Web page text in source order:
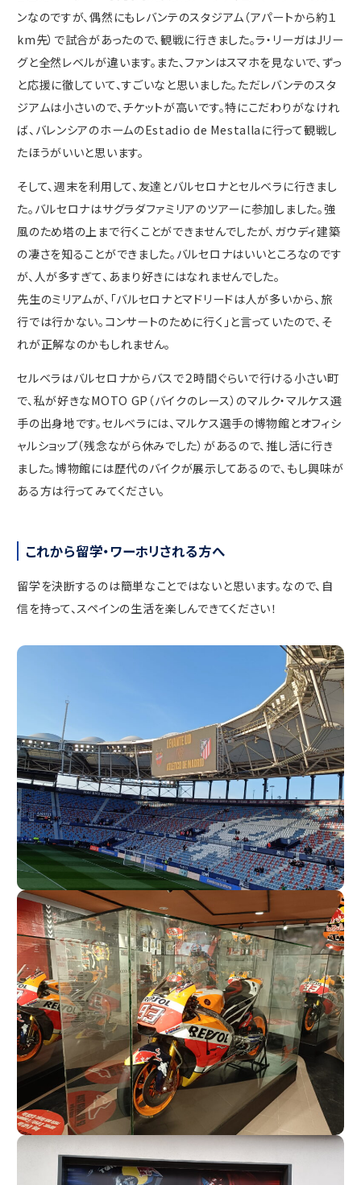
ンなのですが、偶然にもレバンテのスタジアム（アパートから約１
km先）で試合があったので、観戦に行きました。ラ・リーガはJリー
グと全然レベルが違います。また、ファンはスマホを見ないで、ずっ
と応援に徹していて、すごいなと思いました。ただレバンテのスタ
ジアムは小さいので、チケットが高いです。特にこだわりがなけれ
ば、バレンシアのホームのEstadio de Mestallaに行って観戦し
たほうがいいと思います。
そして、週末を利用して、友達とバルセロナとセルベラに行きまし
た。バルセロナはサグラダファミリアのツアーに参加しました。強
風のため塔の上まで行くことができませんでしたが、ガウディ建築
の凄さを知ることができました。バルセロナはいいところなのです
が、人が多すぎて、あまり好きにはなれませんでした。
先生のミリアムが、「バルセロナとマドリードは人が多いから、旅
行では行かない。コンサートのために行く」と言っていたので、そ
れが正解なのかもしれません。
セルベラはバルセロナからバスで２時間ぐらいで行ける小さい町
で、私が好きなMOTO GP（バイクのレース）のマルク・マルケス選
手の出身地です。セルベラには、マルケス選手の博物館とオフィシ
ャルショップ（残念ながら休みでした）があるので、推し活に行き
ました。博物館には歴代のバイクが展示してあるので、もし興味が
ある方は行ってみてください。
これから留学・ワーホリされる方へ
留学を決断するのは簡単なことではないと思います。なので、自
信を持って、スペインの生活を楽しんできてください！